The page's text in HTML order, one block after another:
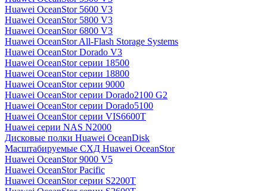
Huawei OceanStor 5600 V3
Huawei OceanStor 5800 V3
Huawei OceanStor 6800 V3
Huawei OceanStor All-Flash Storage Systems
Huawei OceanStor Dorado V3
Huawei OceanStor серии 18500
Huawei OceanStor серии 18800
Huawei OceanStor серии 9000
Huawei OceanStor серии Dorado2100 G2
Huawei OceanStor серии Dorado5100
Huawei OceanStor серии VIS6600T
Huawei серии NAS N2000
Дисковые полки Huawei OceanDisk
Масштабируемые СХД Huawei OceanStor
Huawei OceanStor 9000 V5
Huawei OceanStor Pacific
Huawei OceanStor серии S2200T